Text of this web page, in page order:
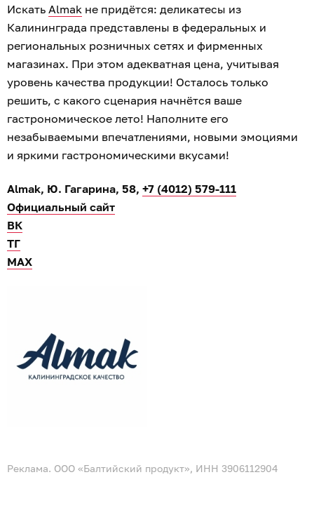
Искать Almak не придётся: деликатесы из
Калининграда представлены в федеральных и
региональных розничных сетях и фирменных
магазинах. При этом адекватная цена, учитывая
уровень качества продукции! Осталось только
решить, с какого сценария начнётся ваше
гастрономическое лето! Наполните его
незабываемыми впечатлениями, новыми эмоциями
и яркими гастрономическими вкусами!
Almak, Ю. Гагарина, 58, +7 (4012) 579-111
Официальный сайт
ВК
ТГ
МАХ
Реклама. ООО «Балтийский продукт», ИНН 3906112904